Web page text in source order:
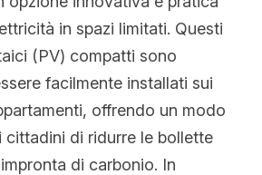
Bifacciale
IBC
HJT
TOPCon di Tipo N
fotovoltaico
fotovoltaico
Notizie
in spazi limitati. Questi
(PV) compatti sono
facilmente installati sui
offrendo un modo
cittadini di ridurre le bollette
di carbonio. In